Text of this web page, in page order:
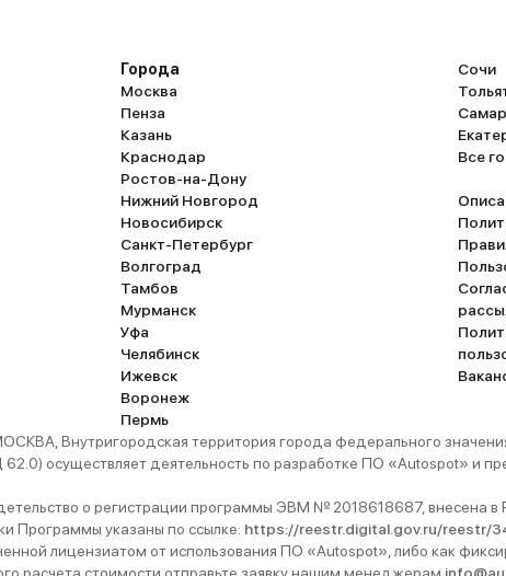
Города
Москва
Пенза
Казань
Краснодар
Ростов-на-Дону
Нижний Новгород
Новосибирск
Санкт-Петербург
Волгоград
Тамбов
Мурманск
Уфа
Челябинск
Ижевск
Воронеж
Пермь
Сочи
Все
Внутригородская территория города федерального
деятельность по разработке ПО «Autospot» и
о регистрации программы ЭВМ № 2018618687, внесена в
Программы указаны по ссылке: https://reestr.digital.gov.ru/reestr/
лицензиатом от использования ПО «Autospot», либо как